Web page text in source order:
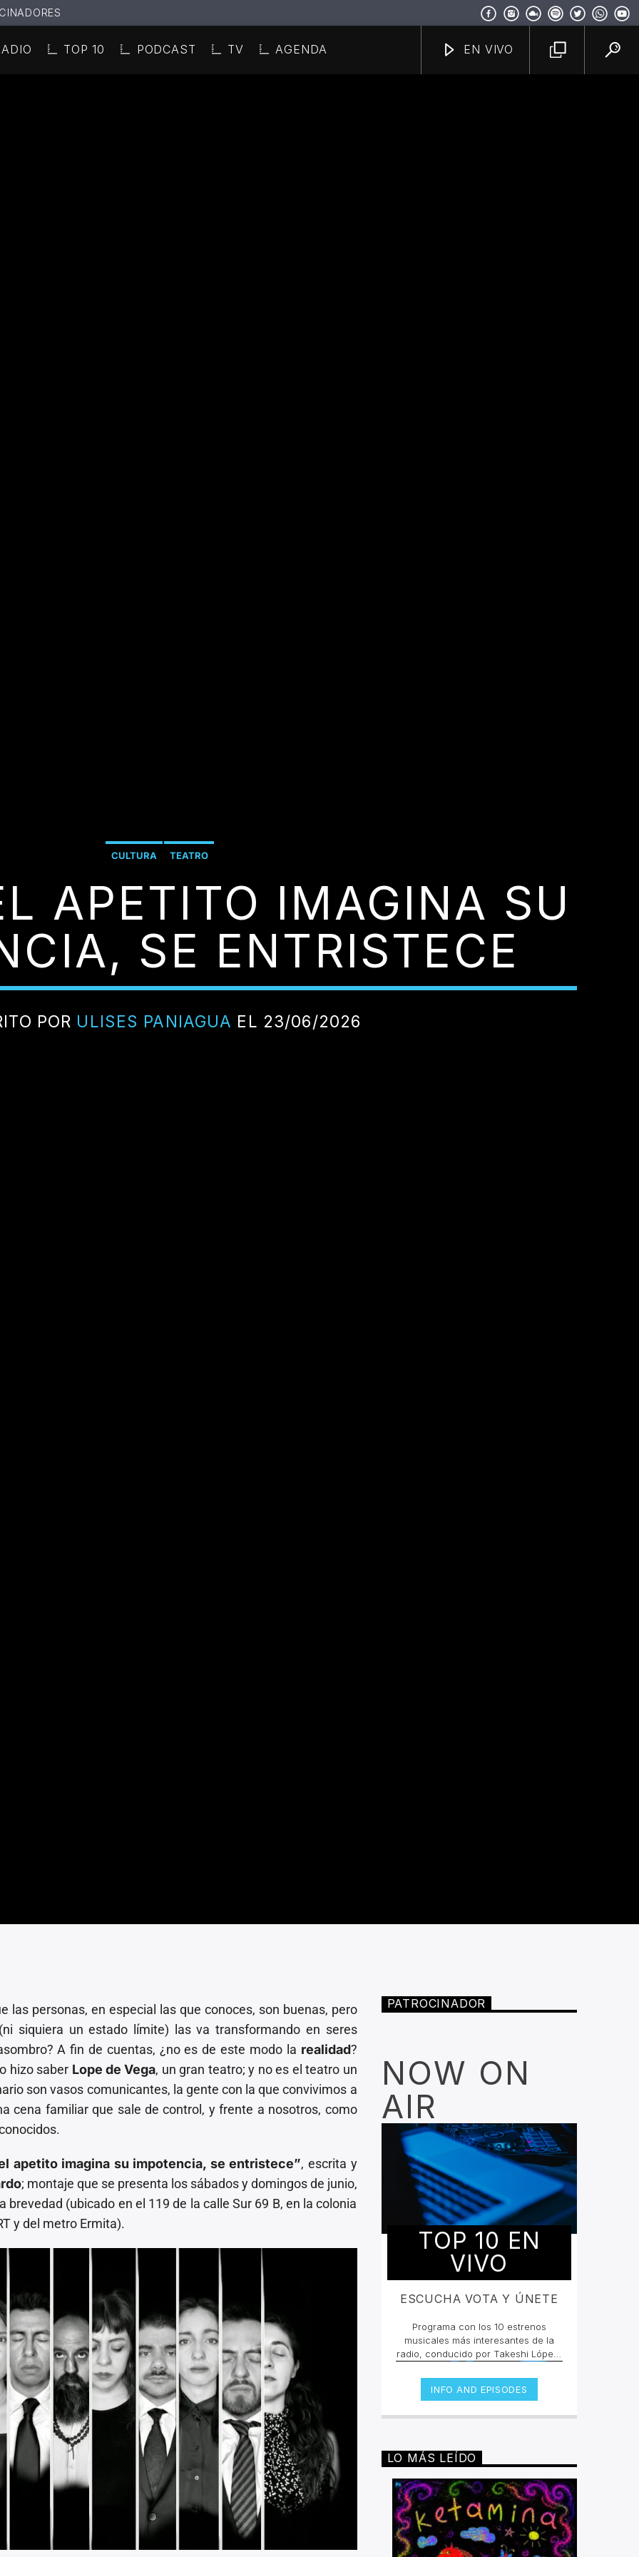
TOP 10 PODCAST TV AGENDA EN VIVO
CULTURA TEATRO
APETITO IMAGINA SU
SE ENTRISTECE
POR ULISES PANIAGUA EL 23/06/2026
las personas, en especial las que conoces, son buenas, pero
siquiera un estado límite) las va transformando en seres
A fin de cuentas, ¿no es de este modo la realidad?
hizo saber Lope de Vega, un gran teatro; y no es el teatro un
son vasos comunicantes, la gente con la que convivimos a
cena familiar que sale de control, y frente a nosotros, como
apetito imagina su impotencia, se entristece”, escrita y
; montaje que se presenta los sábados y domingos de junio,
brevedad (ubicado en el 119 de la calle Sur 69 B, en la colonia
y del metro Ermita).
PATROCINADOR
NOW ON
AIR
TOP 10 EN
VIVO
ESCUCHA VOTA Y ÚNETE
Programa con los 10 estrenos
musicales más interesantes de la
radio, conducido por Takeshi López,
invencible.net ve a la pestaña de
Top 10 y vota en cada canción, sólo
una.Si quieres conocer más de las
vivo la selección todos los viernes
10pm cada 15 días un playlist
los martes de 2pm a 4pm por
invencible.net#juntossomosinvencible
INFO AND EPISODES
LO MÁS LEÍDO